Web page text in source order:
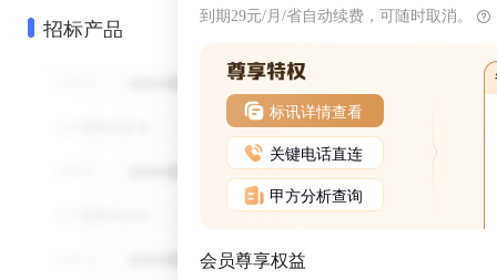
招标产品 到期29元/月/省自动续费，可随时取消。
标讯详情查看
关键电话直连
甲方分析查询
会员尊享权益